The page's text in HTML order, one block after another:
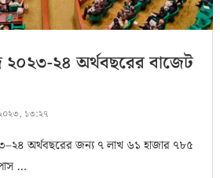
২০২৩-২৪ অর্থবছরের বাজেট
১৩:২৭
অর্থবছরের জন্য ৭ লাখ ৬১ হাজার ৭৮৫
…